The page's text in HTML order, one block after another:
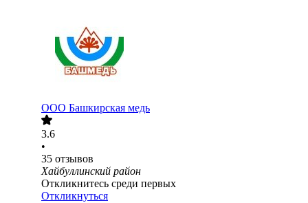
ООО Башкирская медь
3.6
•
35 отзывов
Хайбуллинский район
Откликнитесь среди первых
Откликнуться